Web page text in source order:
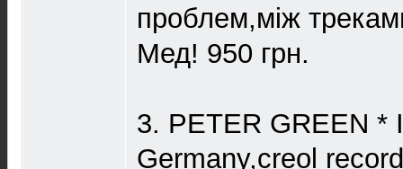
проблем,між
Мед! 950 грн.
3. PETER GREEN *
Germany,creol